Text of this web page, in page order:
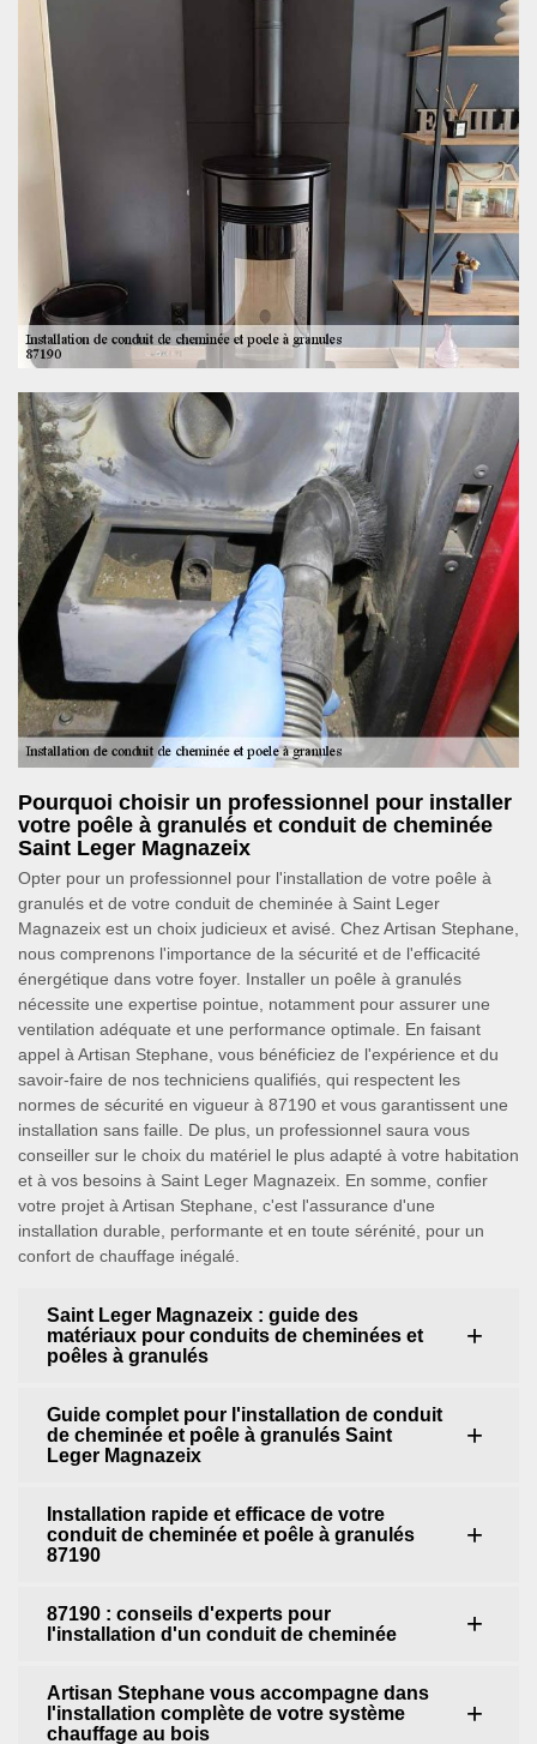
Pourquoi choisir un professionnel pour installer
votre poêle à granulés et conduit de cheminée
Saint Leger Magnazeix
Opter pour un professionnel pour l'installation de votre poêle à
granulés et de votre conduit de cheminée à Saint Leger
Magnazeix est un choix judicieux et avisé. Chez Artisan Stephane,
nous comprenons l'importance de la sécurité et de l'efficacité
énergétique dans votre foyer. Installer un poêle à granulés
nécessite une expertise pointue, notamment pour assurer une
ventilation adéquate et une performance optimale. En faisant
appel à Artisan Stephane, vous bénéficiez de l'expérience et du
savoir-faire de nos techniciens qualifiés, qui respectent les
normes de sécurité en vigueur à 87190 et vous garantissent une
installation sans faille. De plus, un professionnel saura vous
conseiller sur le choix du matériel le plus adapté à votre habitation
et à vos besoins à Saint Leger Magnazeix. En somme, confier
votre projet à Artisan Stephane, c'est l'assurance d'une
installation durable, performante et en toute sérénité, pour un
confort de chauffage inégalé.
Saint Leger Magnazeix : guide des
matériaux pour conduits de cheminées et
poêles à granulés
Guide complet pour l'installation de conduit
de cheminée et poêle à granulés Saint
Leger Magnazeix
Installation rapide et efficace de votre
conduit de cheminée et poêle à granulés
87190
87190 : conseils d'experts pour
l'installation d'un conduit de cheminée
Artisan Stephane vous accompagne dans
l'installation complète de votre système
chauffage au bois